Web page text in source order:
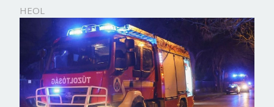
HEOL